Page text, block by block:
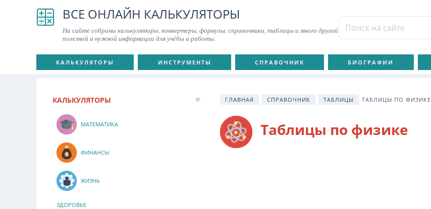
ВСЕ ОНЛАЙН КАЛЬКУЛЯТОРЫ
На сайте собраны калькуляторы, конвертеры, формулы, справочники, таблицы и много другой
полезной и нужной информации для учёбы и работы.
КАЛЬКУЛЯТОРЫ ИНСТРУМЕНТЫ СПРАВОЧНИК БИОГРАФИИ
ГЛАВНАЯ СПРАВОЧНИК ТАБЛИЦЫ ТАБЛИЦЫ ПО ФИЗИКЕ
Таблицы по физике
КАЛЬКУЛЯТОРЫ
МАТЕМАТИКА
ФИНАНСЫ
ЖИЗНЬ
ЗДОРОВЬЕ